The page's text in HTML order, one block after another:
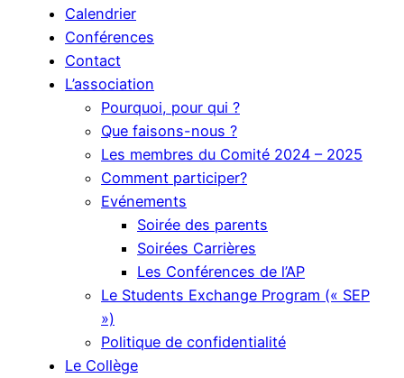
Calendrier
Conférences
Contact
L’association
Pourquoi, pour qui ?
Que faisons-nous ?
Les membres du Comité 2024 – 2025
Comment participer?
Evénements
Soirée des parents
Soirées Carrières
Les Conférences de l’AP
Le Students Exchange Program (« SEP
»)
Politique de confidentialité
Le Collège